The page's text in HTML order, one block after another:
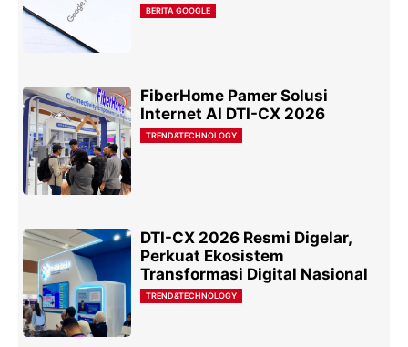
BERITA GOOGLE
FiberHome Pamer Solusi
Internet AI DTI-CX 2026
TREND&TECHNOLOGY
DTI-CX 2026 Resmi Digelar,
Perkuat Ekosistem
Transformasi Digital Nasional
TREND&TECHNOLOGY